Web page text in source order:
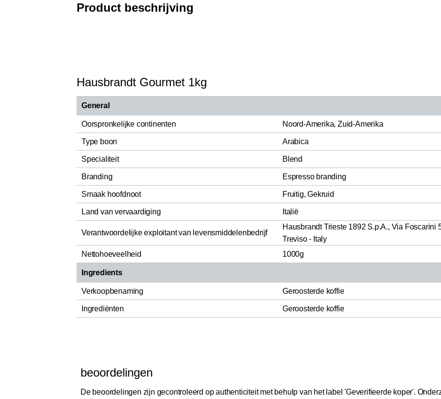
Product beschrijving
Hausbrandt Gourmet 1kg
General
Oorspronkelijke continenten Noord-Amerika, Zuid-Amerika
Type boon Arabica
Specialiteit Blend
Branding Espresso branding
Smaak hoofdnoot Fruitig, Gekruid
Land van vervaardiging Italië
Verantwoordelijke exploitant van levensmiddelenbedrijf
Hausbrandt Trieste 1892 S.p.A., Via Foscarini
Treviso - Italy
Nettohoeveelheid
1000g
Ingredients
Verkoopbenaming Geroosterde koffie
Ingrediënten Geroosterde koffie
beoordelingen
De beoordelingen zijn gecontroleerd op authenticiteit met behulp van het label 'Geverifieerde koper'.